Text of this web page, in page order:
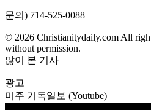
문의) 714-525-0088
© 2026 Christianitydaily.com All
without permission.
많이 본 기사
광고
미주 기독일보 (Youtube)